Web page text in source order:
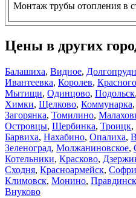
Монтаж трубы отопления в
Цены в других
Балашиха, Видное,
Ивантеевка, Королев,
Мытищи, Одинцово, Подольск,
Химки, Щелково, Коммунарка,
Загорянка, Томилино,
Островцы, Щербинка, Троицк,
Барвиха, Нахабино, Опалиха,
Зеленоград, Молжаниновское,
Котельники, Красково,
Сходня, Красноармейск,
Климовск, Монино,
Внуково